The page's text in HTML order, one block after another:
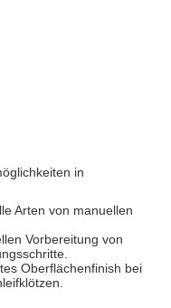
in
Arten von manuellen
Vorbereitung von
Oberflächenfinish bei